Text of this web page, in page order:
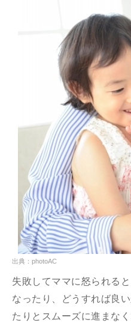
出典：photoAC
失敗してママに怒られる
なったり、どうすれば良
たりとスムーズに進まな